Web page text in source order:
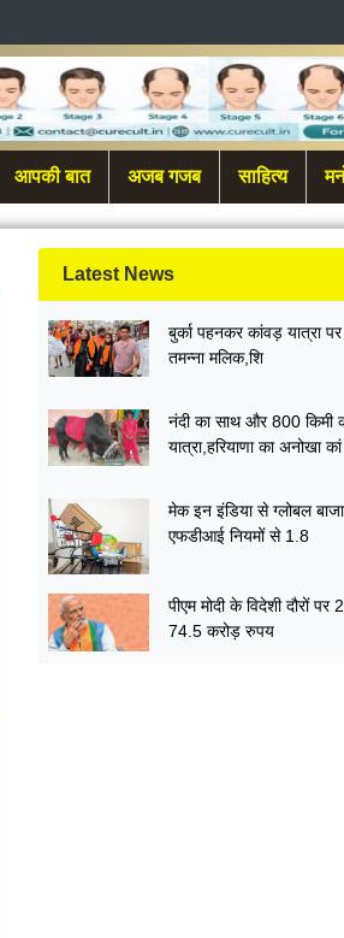
आपकी बात अजब गजब साहित्य
Latest News
बुर्का पहनकर कांवड़ यात्रा
तमन्ना मलिक,शि
नंदी का साथ और 800 किमी
यात्रा,हरियाणा का अनोखा कां
मेक इन इंडिया से ग्लोबल
एफडीआई नियमों से 1.8
पीएम मोदी के विदेशी दौरों
74.5 करोड़ रुपय